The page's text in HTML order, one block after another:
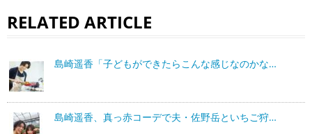
RELATED ARTICLE
島崎遥香「子どもができたらこんな感じなのかな…
島崎遥香、真っ赤コーデで夫・佐野岳といちご狩…